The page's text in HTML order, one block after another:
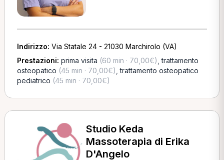
Indirizzo: Via Statale 24 - 21030 Marchirolo (VA)
Prestazioni: prima visita (60 min · 70,00€) ,trattamento
osteopatico (45 min · 70,00€) ,trattamento osteopatico
pediatrico (45 min · 70,00€)
Studio Keda
Massoterapia di Erika
D'Angelo